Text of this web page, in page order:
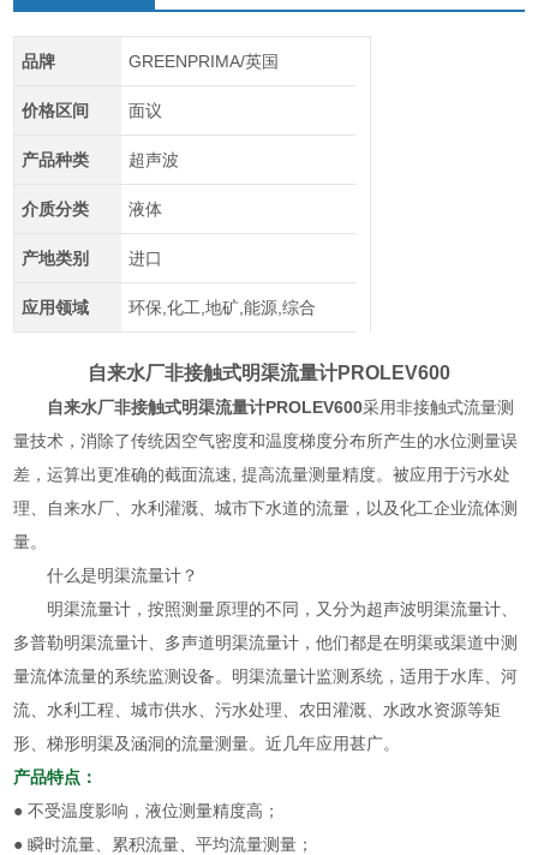
品牌 GREENPRIMA/英国
价格区间 面议
产品种类 超声波
介质分类 液体
产地类别 进口
应用领域 环保,化工,地矿,能源,综合
自来水厂非接触式明渠流量计PROLEV600
自来水厂非接触式明渠流量计PROLEV600采用非接触式流量测
量技术，消除了传统因空气密度和温度梯度分布所产生的水位测量误
差，运算出更准确的截面流速, 提高流量测量精度。被应用于污水处
理、自来水厂、水利灌溉、城市下水道的流量，以及化工企业流体测
量。
什么是明渠流量计？
明渠流量计，按照测量原理的不同，又分为超声波明渠流量计、
多普勒明渠流量计、多声道明渠流量计，他们都是在明渠或渠道中测
量流体流量的系统监测设备。明渠流量计监测系统，适用于水库、河
流、水利工程、城市供水、污水处理、农田灌溉、水政水资源等矩
形、梯形明渠及涵洞的流量测量。近几年应用甚广。
产品特点：
● 不受温度影响，液位测量精度高；
● 瞬时流量、累积流量、平均流量测量；